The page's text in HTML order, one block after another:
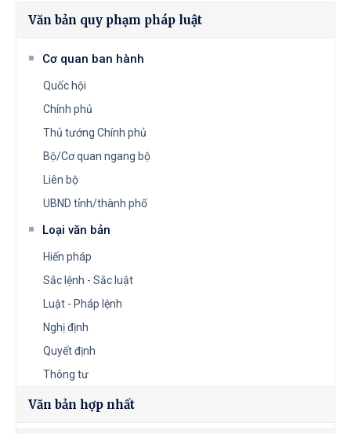
Văn bản quy phạm pháp luật
Cơ quan ban hành
Quốc hội
Chính phủ
Thủ tướng Chính phủ
Bộ/Cơ quan ngang bộ
Liên bộ
UBND tỉnh/thành phố
Loại văn bản
Hiến pháp
Sắc lệnh - Sắc luật
Luật - Pháp lệnh
Nghị định
Quyết định
Thông tư
Văn bản hợp nhất